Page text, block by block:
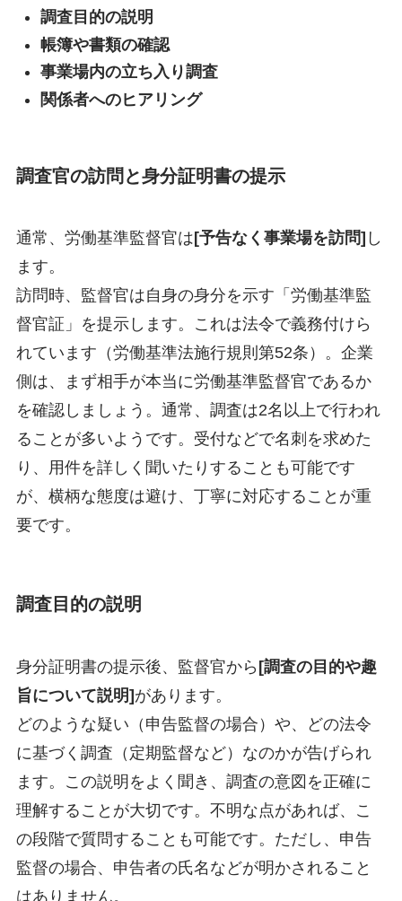
調査目的の説明
帳簿や書類の確認
事業場内の立ち入り調査
関係者へのヒアリング
調査官の訪問と身分証明書の提示
通常、労働基準監督官は [予告なく事業場を訪問] し
ます。
訪問時、監督官は自身の身分を示す「労働基準監
督官証」を提示します。これは法令で義務付けら
れています（労働基準法施行規則第52条）。企業
側は、まず相手が本当に労働基準監督官であるか
を確認しましょう。通常、調査は2名以上で行われ
ることが多いようです。受付などで名刺を求めた
り、用件を詳しく聞いたりすることも可能です
が、横柄な態度は避け、丁寧に対応することが重
要です。
調査目的の説明
身分証明書の提示後、監督官から [調査の目的や趣
旨について説明]があります。
どのような疑い（申告監督の場合）や、どの法令
に基づく調査（定期監督など）なのかが告げられ
ます。この説明をよく聞き、調査の意図を正確に
理解することが大切です。不明な点があれば、こ
の段階で質問することも可能です。ただし、申告
監督の場合、申告者の氏名などが明かされること
はありません。